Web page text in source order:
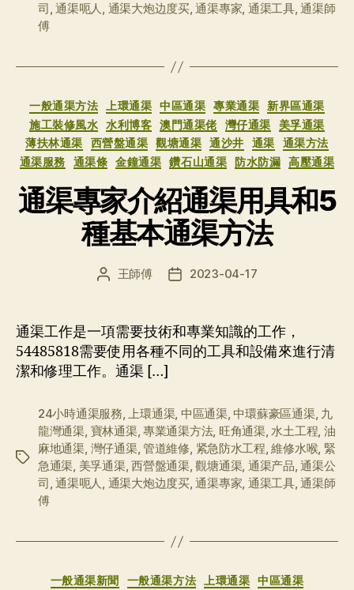
司,通渠呃人, 通渠大炮边度买,通渠專家, 通渠工具,通渠師
傅
分
类
一般通渠方法 上環通渠 中區通渠 專業通渠
新界區通渠
施工裝修風水 水利博客 澳門通渠佬 灣仔通渠
美孚通渠
薄扶林通渠
西營盤通渠 觀塘通渠 通沙井 通渠
通渠方法
通渠服務
通渠條 金鐘通渠 鑽石山通渠 防水防漏 高壓通渠
通渠專家介紹通渠用具和5
種基本通渠方法
文
者
王師傅
发
期
2023-04-17
通渠工作是一項需要技術和專業知識的工作，
54485818需要使用各種不同的工具和設備來進行清
潔和修理工作。通渠 […]
标
24小時通渠服務,上環通渠, 中區通渠,中環蘇豪區通渠, 九
龍灣通渠, 寶林通渠, 專業通渠方法, 旺角通渠,水土工程, 油
麻地通渠, 灣仔通渠, 管道維修, 紧急防水工程,維修水喉, 緊
急通渠, 美孚通渠,西營盤通渠,觀塘通渠, 通渠产品,通渠公
司,通渠呃人, 通渠大炮边度买,通渠專家, 通渠工具,通渠師
傅
分
一般通渠新聞 一般通渠方法 上環通渠 中區通渠